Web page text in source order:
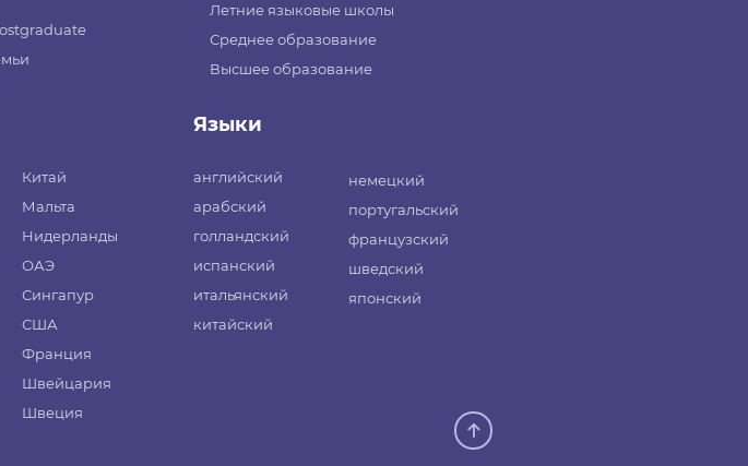
Летние языковые школы
Среднее образование
Высшее образование
Китай
Мальта
Нидерланды
ОАЭ
Сингапур
США
Франция
Швейцария
Швеция
Языки
английский
арабский
голландский
испанский
итальянский
китайский
немецкий
португальский
французский
шведский
японский